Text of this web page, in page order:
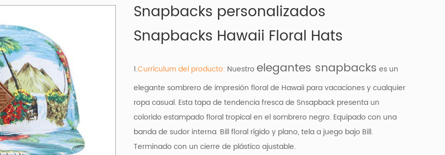
Snapbacks personalizados
Snapbacks Hawaii Floral Hats
1.Currículum del producto: Nuestro elegantes snapbacks es un
elegante sombrero de impresión floral de Hawaii para vacaciones y cualquier
ropa casual. Esta tapa de tendencia fresca de Snsapback presenta un
colorido estampado floral tropical en el sombrero negro. Equipado con una
banda de sudor interna. Bill floral rígido y plano, tela a juego bajo Bill.
Terminado con un cierre de plástico ajustable.